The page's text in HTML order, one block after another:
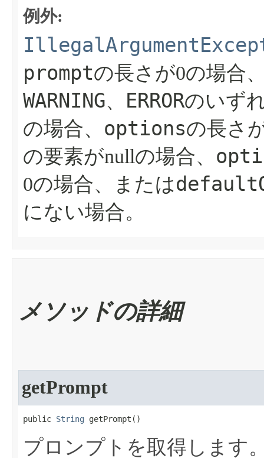
例外:
promptの長さが0の場合、
WARNING、 ERRORのいず
の場合、 optionsの長さ
の要素がnullの場合、
0の場合、または
にない場合。
メソッドの詳細
getPrompt
public String getPrompt​()
プロンプトを取得します